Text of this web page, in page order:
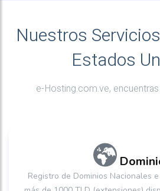
Nuestros
Estados
e-Hosting.com.ve,
Registro de Dominios Nacionales